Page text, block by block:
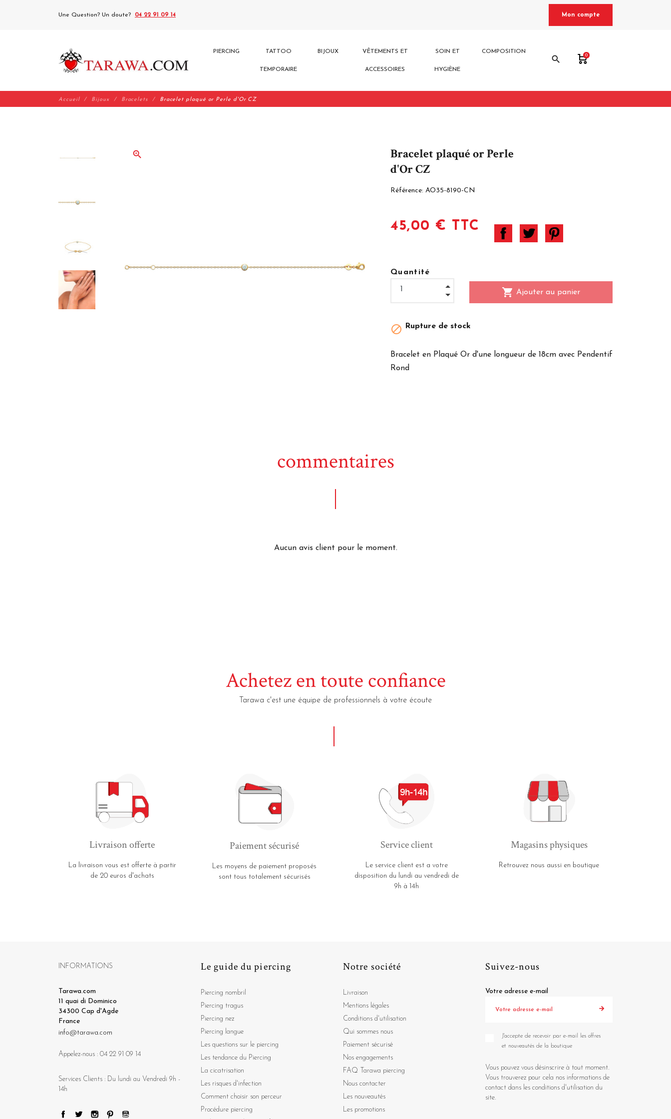
Une Question? Un doute? 04 22 91 09 14 Mon compte
PIERCING TATTOO
TEMPORAIRE
BIJOUX VÊTEMENTS ET
ACCESSOIRES
SOIN ET
HYGIÈNE
COMPOSITION
search 0
Accueil Bijoux Bracelets Bracelet plaqué or Perle d'Or CZ
zoom_in
Bracelet plaqué or Perle
d'Or CZ
Référence: AO35-8190-CN
45,00 € TTC
Quantité
shopping_cart Ajouter au panier
 Rupture de stock
Bracelet en Plaqué Or d'une longueur de 18cm avec Pendentif
Rond
commentaires
Aucun avis client pour le moment.
Achetez en toute confiance
Tarawa c'est une équipe de professionnels à votre écoute
Livraison offerte
La livraison vous est offerte à partir
de 20 euros d'achats
Paiement sécurisé
Les moyens de paiement proposés
sont tous totalement sécurisés
Service client
Le service client est a votre
disposition du lundi au vendredi de
9h à 14h
Magasins physiques
Retrouvez nous aussi en boutique
INFORMATIONS
Tarawa.com
11 quai di Dominico
34300 Cap d'Agde
France
info@tarawa.com
Appelez-nous : 04 22 91 09 14
Services Clients : Du lundi au Vendredi 9h -
14h
Le guide du piercing
Piercing nombril
Piercing tragus
Piercing nez
Piercing langue
Les questions sur le piercing
Les tendance du Piercing
La cicatrisation
Les risques d'infection
Comment choisir son perceur
Procédure piercing
Notre société
Livraison
Mentions légales
Conditions d'utilisation
Qui sommes nous
Paiement sécurisé
Nos engagements
FAQ Tarawa piercing
Nous contacter
Les nouveautés
Les promotions
Suivez-nous
Votre adresse e-mail
J'accepte de recevoir par e-mail les offres
et nouveautés de la boutique
Vous pouvez vous désinscrire à tout moment.
Vous trouverez pour cela nos informations de
contact dans les conditions d'utilisation du
site.